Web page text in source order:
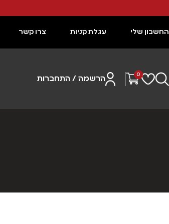
החשבון שלי עגלת קניות צרו קשר
0
הרשמה / התחברות